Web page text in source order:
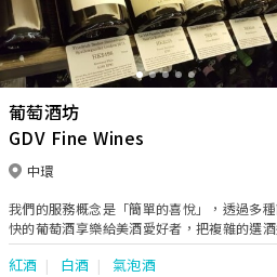
葡萄酒坊
GDV Fine Wines
中環
我們的服務概念是「簡單的喜悅」，透過多
快的葡萄酒享樂給美酒愛好者，把複雜的選
精確的品酒訣竅化成為簡單容易的享受過程
刻享受葡萄酒之美的同時，都能感受簡單美好
紅酒 白酒 氣泡酒